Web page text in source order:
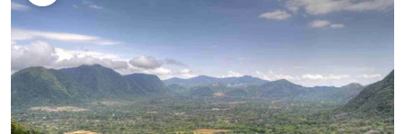
岛，包括著名的
，观察多种猴子。 这段旅程的一部分
将在巴拿马运河上进行，幸运的话，您会与巨大的集装箱船
擦肩而过。
金巴雅拉丁美洲
独家之旅 !
在回程中，您将在佩德罗米格尔水闸前停留，这些水闸将船